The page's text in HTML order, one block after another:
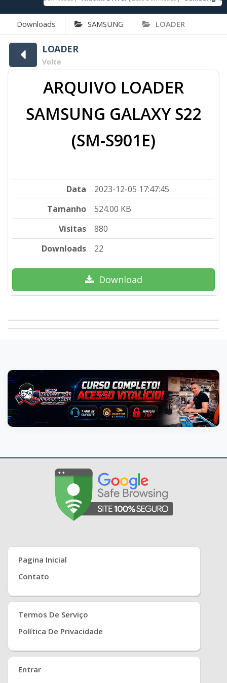
Downloads SAMSUNG LOADER
LOADER
Volte
ARQUIVO LOADER
SAMSUNG GALAXY S22
(SM-S901E)
Data
2023-12-05 17:47:45
Tamanho
524.00 KB
Visitas
880
Downloads
22
Download
Pagina Inicial
Contato
Termos De Serviço
Política De Privacidade
Entrar